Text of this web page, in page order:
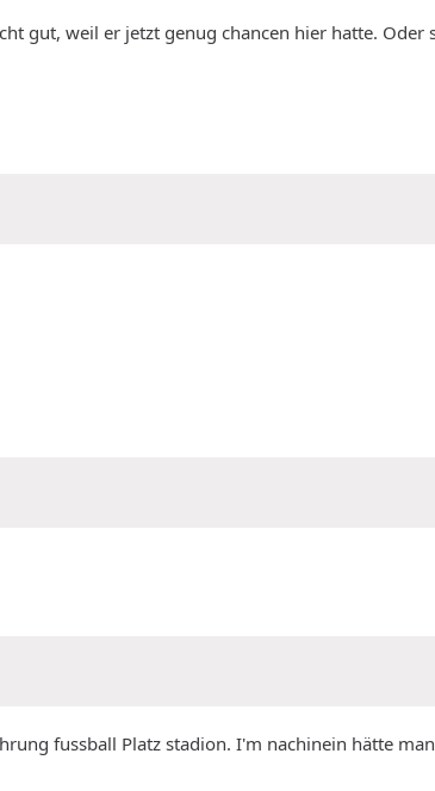
gut, weil er jetzt genug chancen hier hatte. Oder
fussball Platz stadion. I'm nachinein hätte